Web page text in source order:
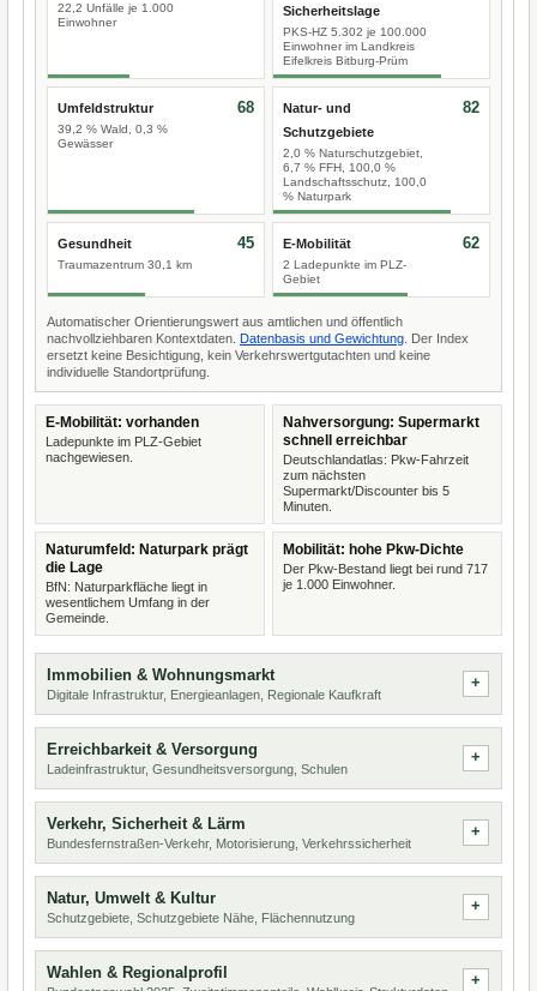
22,2 Unfälle je 1.000
Einwohner
Sicherheitslage
PKS-HZ 5.302 je 100.000
Einwohner im Landkreis
Eifelkreis Bitburg-Prüm
Umfeldstruktur
39,2 % Wald, 0,3 %
Gewässer
68
Natur- und
Schutzgebiete
2,0 % Naturschutzgebiet,
6,7 % FFH, 100,0 %
Landschaftsschutz, 100,0
% Naturpark
82
Gesundheit
Traumazentrum 30,1 km
45 E-Mobilität
2 Ladepunkte im PLZ-
Gebiet
62
Automatischer Orientierungswert aus amtlichen und öffentlich
nachvollziehbaren Kontextdaten. Datenbasis und Gewichtung . Der Index
ersetzt keine Besichtigung, kein Verkehrswertgutachten und keine
individuelle Standortprüfung.
E-Mobilität: vorhanden
Ladepunkte im PLZ-Gebiet
nachgewiesen.
Nahversorgung: Supermarkt
schnell erreichbar
Deutschlandatlas: Pkw-Fahrzeit
zum nächsten
Supermarkt/Discounter bis 5
Minuten.
Naturumfeld: Naturpark prägt
die Lage
BfN: Naturparkfläche liegt in
wesentlichem Umfang in der
Gemeinde.
Mobilität: hohe Pkw-Dichte
Der Pkw-Bestand liegt bei rund 717
je 1.000 Einwohner.
Immobilien & Wohnungsmarkt
Digitale Infrastruktur, Energieanlagen, Regionale Kaufkraft
Erreichbarkeit & Versorgung
Ladeinfrastruktur, Gesundheitsversorgung, Schulen
Verkehr, Sicherheit & Lärm
Bundesfernstraßen-Verkehr, Motorisierung, Verkehrssicherheit
Natur, Umwelt & Kultur
Schutzgebiete, Schutzgebiete Nähe, Flächennutzung
Wahlen & Regionalprofil